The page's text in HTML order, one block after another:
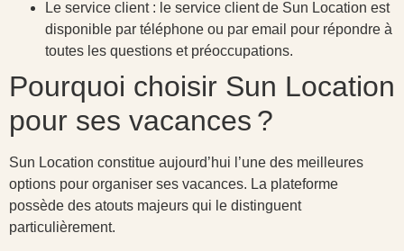
Le service client : le service client de Sun Location est
disponible par téléphone ou par email pour répondre à
toutes les questions et préoccupations.
Pourquoi choisir Sun Location
pour ses vacances ?
Sun Location constitue aujourd’hui l’une des meilleures
options pour organiser ses vacances. La plateforme
possède des atouts majeurs qui le distinguent
particulièrement.